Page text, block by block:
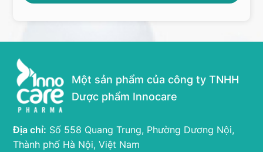
Một sản phẩm của công ty TNHH
Dược phẩm Innocare
Địa chỉ: Số 558 Quang Trung, Phường Dương Nội,
Thành phố Hà Nội, Việt Nam